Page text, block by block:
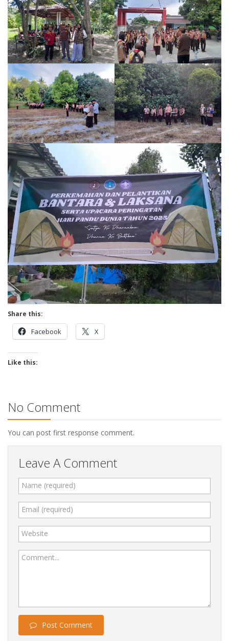
Share this:
Facebook X
Like this:
No Comment
You can post first response comment.
Leave A Comment
Name (required)
Email (required)
Website
Comment...
Post Comment